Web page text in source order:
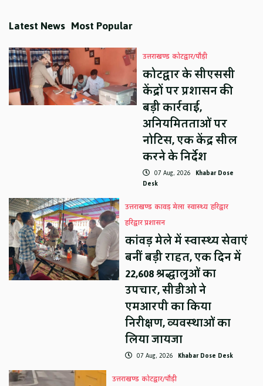
Latest News Most Popular
उत्तराखण्ड कोटद्वार/पौड़ी
कोटद्वार के सीएससी
केंद्रों पर प्रशासन की
बड़ी कार्रवाई,
अनियमितताओं पर
नोटिस, एक केंद्र सील
करने के निर्देश
07 Aug, 2026 Khabar Dose
Desk
उत्तराखण्ड कावड़ मेला स्वास्थ्य हरिद्वार
हरिद्वार प्रशासन
कांवड़ मेले में स्वास्थ्य सेवाएं
बनीं बड़ी राहत, एक दिन में
22,608 श्रद्धालुओं का
उपचार, सीडीओ ने
एमआरपी का किया
निरीक्षण, व्यवस्थाओं का
लिया जायजा
07 Aug, 2026 Khabar Dose Desk
उत्तराखण्ड कोटद्वार/पौड़ी